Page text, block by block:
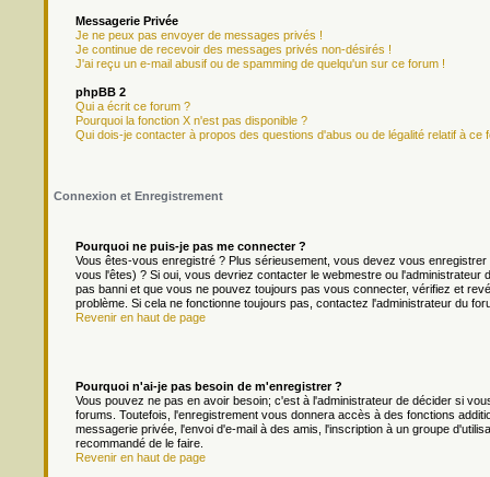
Messagerie Privée
Je ne peux pas envoyer de messages privés !
Je continue de recevoir des messages privés non-désirés !
J'ai reçu un e-mail abusif ou de spamming de quelqu'un sur ce forum !
phpBB 2
Qui a écrit ce forum ?
Pourquoi la fonction X n'est pas disponible ?
Qui dois-je contacter à propos des questions d'abus ou de légalité relatif à ce
Connexion et Enregistrement
Pourquoi ne puis-je pas me connecter ?
Vous êtes-vous enregistré ? Plus sérieusement, vous devez vous
vous l'êtes) ? Si oui, vous devriez contacter le webmestre ou
pas banni et que vous ne pouvez toujours pas vous connecter, vérifiez et
problème. Si cela ne fonctionne toujours pas, contactez l'administrateur du
Revenir en haut de page
Pourquoi n'ai-je pas besoin de m'enregistrer ?
Vous pouvez ne pas en avoir besoin; c'est à l'administrateur de décider si
forums. Toutefois, l'enregistrement vous donnera accès à des fonctions
messagerie privée, l'envoi d'e-mail à des amis, l'inscription à un groupe
recommandé de le faire.
Revenir en haut de page